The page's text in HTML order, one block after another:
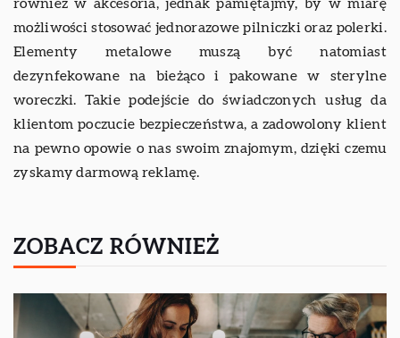
również w akcesoria, jednak pamiętajmy, by w miarę
możliwości stosować jednorazowe pilniczki oraz polerki.
Elementy metalowe muszą być natomiast
dezynfekowane na bieżąco i pakowane w sterylne
woreczki. Takie podejście do świadczonych usług da
klientom poczucie bezpieczeństwa, a zadowolony klient
na pewno opowie o nas swoim znajomym, dzięki czemu
zyskamy darmową reklamę.
ZOBACZ RÓWNIEŻ